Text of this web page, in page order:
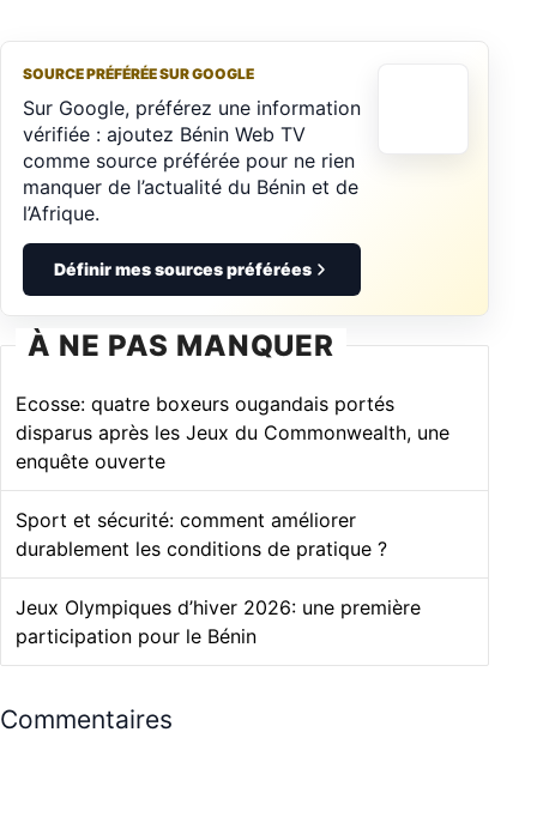
SOURCE PRÉFÉRÉE SUR GOOGLE
Sur Google, préférez une information
vérifiée : ajoutez Bénin Web TV
comme source préférée pour ne rien
manquer de l’actualité du Bénin et de
l’Afrique.
Définir mes sources préférées
À NE PAS MANQUER
Ecosse: quatre boxeurs ougandais portés
disparus après les Jeux du Commonwealth, une
enquête ouverte
Sport et sécurité: comment améliorer
durablement les conditions de pratique ?
Jeux Olympiques d’hiver 2026: une première
participation pour le Bénin
Commentaires